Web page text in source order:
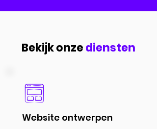
Bekijk onzediensten
Website ontwerpen